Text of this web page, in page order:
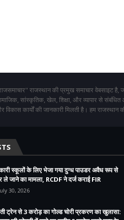
राजस्थान की प्रमुख समाचार वेबसाइट है,
सांस्कृतिक, खेल, शिक्षा, और व्यापार से
विकास कार्यों की जानकारी मिलती है। हम
स्कूलों के लिए भेजा गया दुग्ध पाउडर अवैध रूप से
ले जाने का मामला, RCDF ने दर्ज कराई FIR
30, 2026
ट्रेन से 3 करोड़ का गोल्ड चोरी प्रकरण का खुलासा: